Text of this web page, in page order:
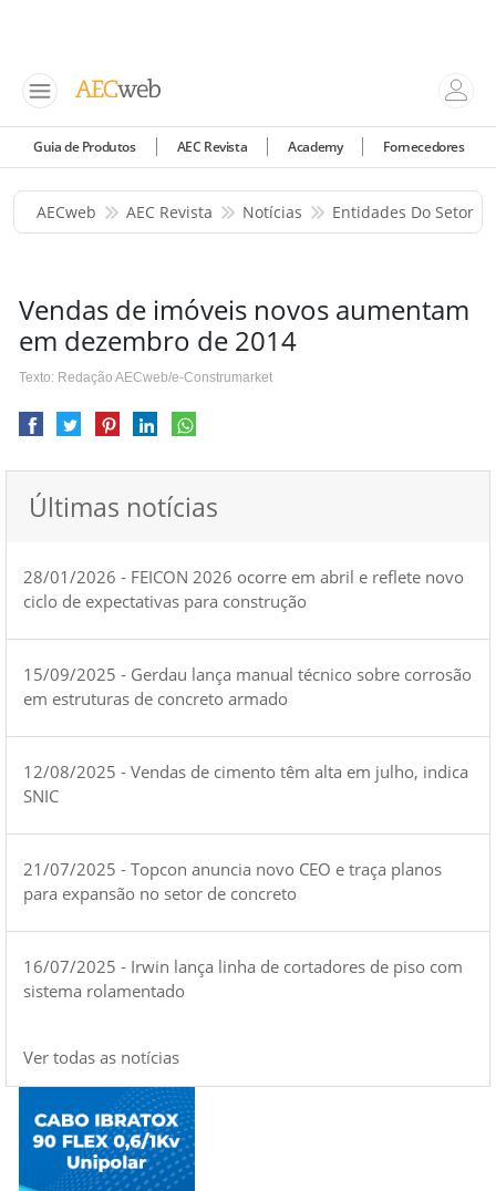
Guia de Produtos AEC Revista Academy Fornecedores
AECweb AEC Revista Notícias Entidades Do Setor
Vendas de imóveis novos aumentam
em dezembro de 2014
Texto: Redação AECweb/e-Construmarket
Últimas notícias
28/01/2026 - FEICON 2026 ocorre em abril e reflete novo
ciclo de expectativas para construção
15/09/2025 - Gerdau lança manual técnico sobre corrosão
em estruturas de concreto armado
12/08/2025 - Vendas de cimento têm alta em julho, indica
SNIC
21/07/2025 - Topcon anuncia novo CEO e traça planos
para expansão no setor de concreto
16/07/2025 - Irwin lança linha de cortadores de piso com
sistema rolamentado
Ver todas as notícias